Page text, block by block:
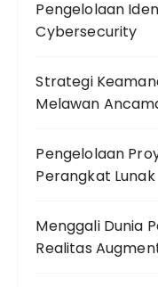
Pengelolaan
Cybersecurity
Strategi
Melawan
Pengelolaan
Perangkat Lunak
Menggali Dunia
Realitas